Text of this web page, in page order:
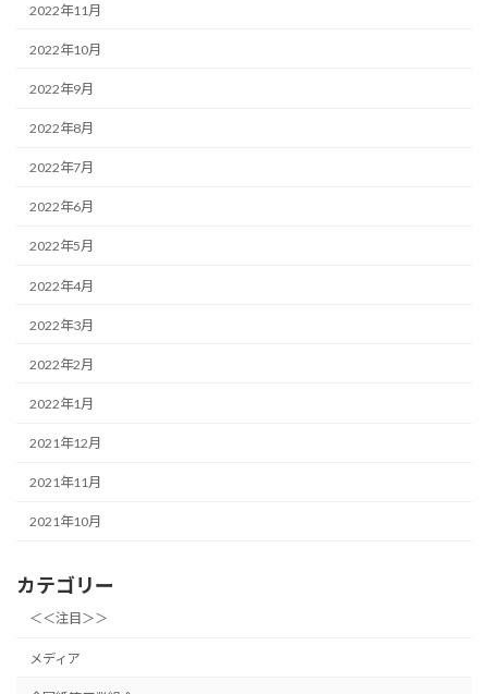
2022年11月
2022年10月
2022年9月
2022年8月
2022年7月
2022年6月
2022年5月
2022年4月
2022年3月
2022年2月
2022年1月
2021年12月
2021年11月
2021年10月
カテゴリー
＜＜注目＞＞
メディア